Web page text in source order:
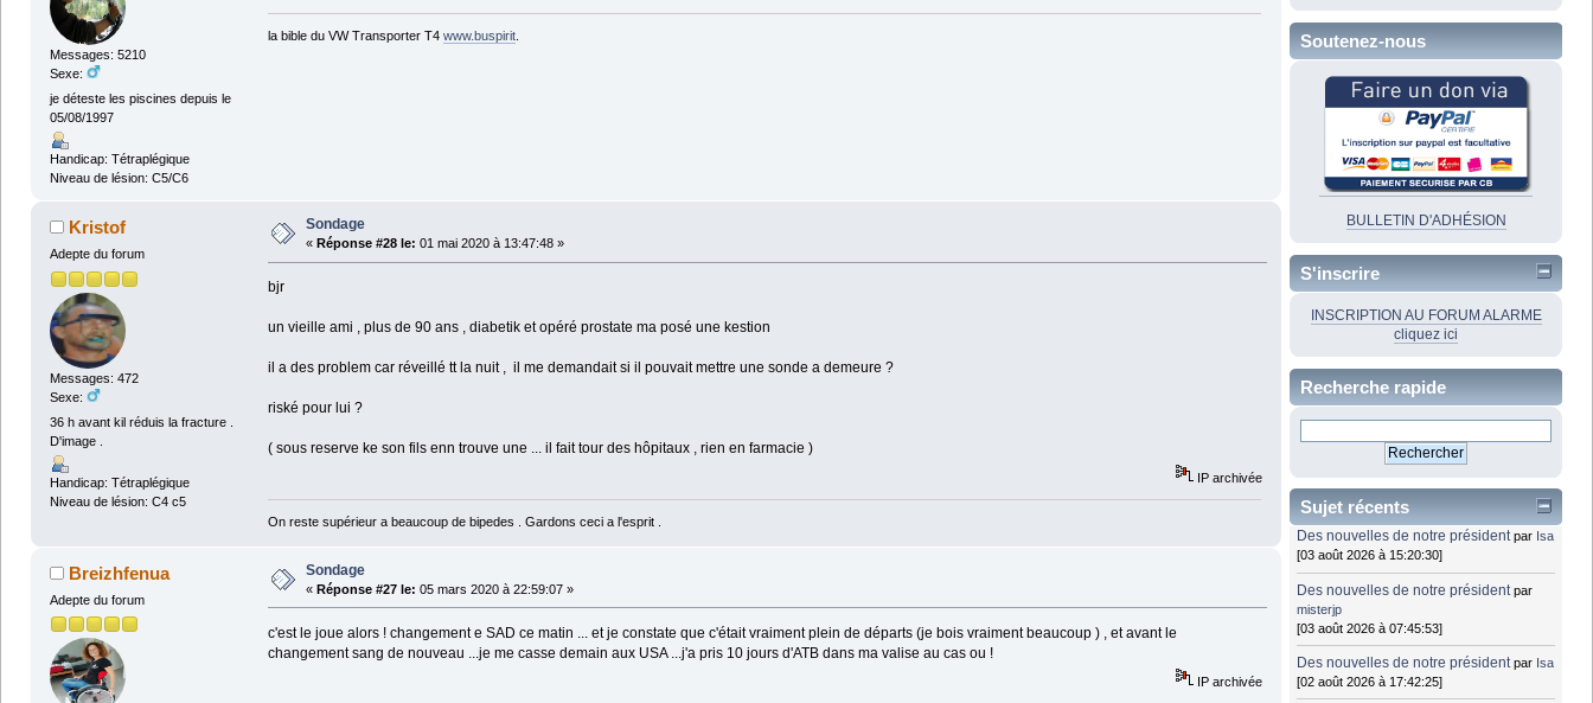
Messages: 5210
Sexe:
je déteste les piscines depuis le
05/08/1997
Handicap: Tétraplégique
Niveau de lésion: C5/C6
la bible du VW Transporter T4 www.buspirit.
Kristof
Adepte du forum
Messages: 472
Sexe:
36 h avant kil réduis la fracture .
D'image .
Handicap: Tétraplégique
Niveau de lésion: C4 c5
Sondage
« Réponse #28 le: 01 mai 2020 à 13:47:48 »
bjr
un vieille ami , plus de 90 ans , diabetik et opéré prostate ma posé une kestion
il a des problem car réveillé tt la nuit , il me demandait si il pouvait mettre une sonde a demeure ?
riské pour lui ?
( sous reserve ke son fils enn trouve une ... il fait tour des hôpitaux , rien en farmacie )
IP archivée
On reste supérieur a beaucoup de bipedes . Gardons ceci a l'esprit .
Breizhfenua
Adepte du forum
Sondage
« Réponse #27 le: 05 mars 2020 à 22:59:07 »
c'est le joue alors ! changement e SAD ce matin ... et je constate que c'était vraiment plein de départs (je bois vraiment beaucoup ) , et avant le
changement sang de nouveau ...je me casse demain aux USA ...j'a pris 10 jours d'ATB dans ma valise au cas ou !
IP archivée
Soutenez-nous
BULLETIN D'ADHÉSION
S'inscrire
INSCRIPTION AU FORUM ALARME
cliquez ici
Recherche rapide
Sujet récents
Des nouvelles de notre président par Isa
[03 août 2026 à 15:20:30]
Des nouvelles de notre président par
misterjp
[03 août 2026 à 07:45:53]
Des nouvelles de notre président par Isa
[02 août 2026 à 17:42:25]